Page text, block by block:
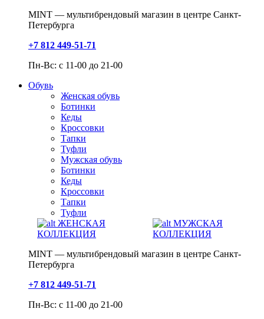
MINT — мультибрендовый магазин в центре Санкт-
Петербурга
+7 812 449-51-71
Пн-Вс: с 11-00 до 21-00
Обувь
Женская обувь
Ботинки
Кеды
Кроссовки
Тапки
Туфли
Мужская обувь
Ботинки
Кеды
Кроссовки
Тапки
Туфли
ЖЕНСКАЯ
КОЛЛЕКЦИЯ
МУЖСКАЯ
КОЛЛЕКЦИЯ
MINT — мультибрендовый магазин в центре Санкт-
Петербурга
+7 812 449-51-71
Пн-Вс: с 11-00 до 21-00